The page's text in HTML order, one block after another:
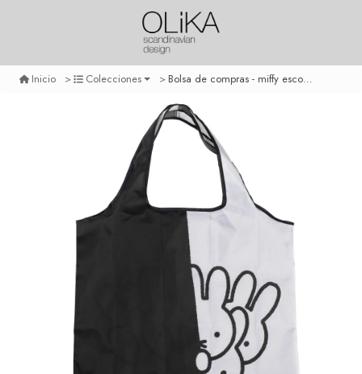
Inicio Colecciones Bolsa de compras - miffy escondida